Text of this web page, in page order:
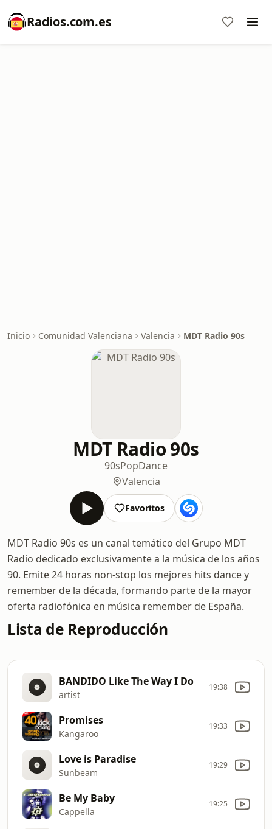
Radios.com.es
Inicio Comunidad Valenciana Valencia MDT Radio 90s
MDT Radio 90s
90sPopDance
Valencia
Favoritos
MDT Radio 90s es un canal temático del Grupo MDT
Radio dedicado exclusivamente a la música de los años
90. Emite 24 horas non-stop los mejores hits dance y
remember de la década, formando parte de la mayor
oferta radiofónica en música remember de España.
Lista de Reproducción
BANDIDO Like The Way I Do
artist
19:38
Promises
Kangaroo
19:33
Love is Paradise
Sunbeam
19:29
Be My Baby
Cappella
19:25